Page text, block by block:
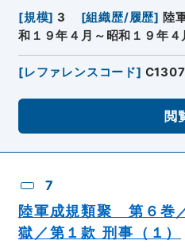
[規模] 3 [組織歴/履歴] 陸
和１９年４月～昭和１９年４
[レファレンスコード]
閲
7
陸軍成規類聚 第６
獄／第１款 刑事（１）